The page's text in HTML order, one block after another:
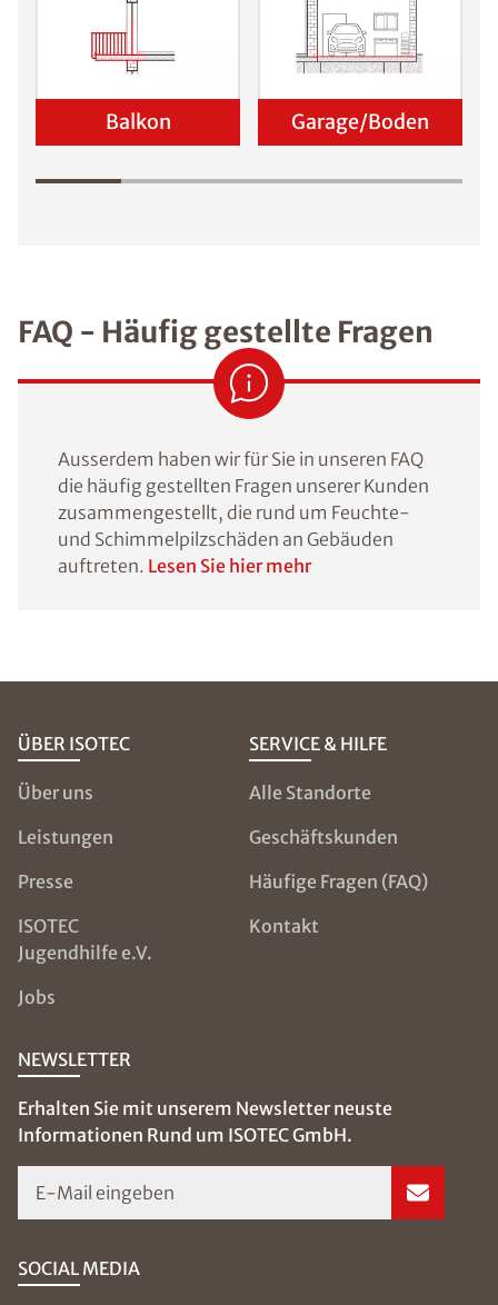
Balkon Garage/Boden
FAQ - Häufig gestellte Fragen
Ausserdem haben wir für Sie in unseren FAQ
die häufig gestellten Fragen unserer Kunden
zusammengestellt, die rund um Feuchte-
und Schimmelpilzschäden an Gebäuden
auftreten. Lesen Sie hier mehr
ÜBER ISOTEC
Über uns
Leistungen
Presse
ISOTEC
Jugendhilfe e.V.
Jobs
SERVICE & HILFE
Alle Standorte
Geschäftskunden
Häufige Fragen (FAQ)
Kontakt
NEWSLETTER
Erhalten Sie mit unserem Newsletter neuste
Informationen Rund um ISOTEC GmbH.
E-Mail eingeben
SOCIAL MEDIA